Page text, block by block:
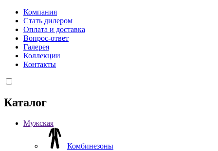
Компания
Стать дилером
Оплата и доставка
Вопрос-ответ
Галерея
Коллекции
Контакты
Каталог
Мужская
Комбинезоны